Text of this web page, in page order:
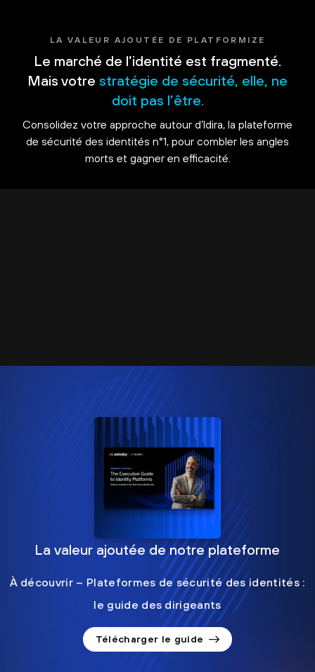
LA VALEUR AJOUTÉE DE PLATFORMIZE
Le marché de l’identité est fragmenté.
Mais votre stratégie de sécurité, elle, ne
doit pas l’être.
Consolidez votre approche autour d’Idira, la plateforme
de sécurité des identités n°1, pour combler les angles
morts et gagner en efficacité.
La valeur ajoutée de notre plateforme
À découvrir – Plateformes de sécurité des identités :
le guide des dirigeants
Télécharger le guide